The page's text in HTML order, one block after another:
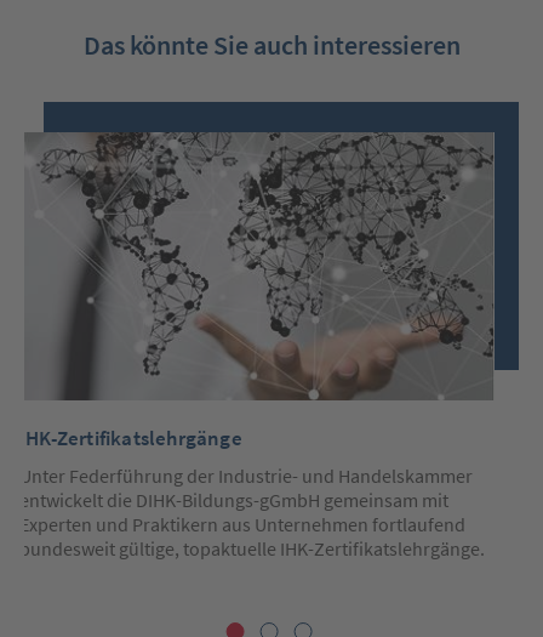
Das könnte Sie auch interessieren
Sie
bitte
nachfolgend
die
Pfeiltasten
(links/rechts)
vorherigen/nächsten
um
des
aktiven
Slides
Elemente
(wie
IHK-Zertifikatslehrgänge
Unter Federführung der Industrie- und Handelskammer
entwickelt die DIHK-Bildungs-gGmbH gemeinsam mit
Experten und Praktikern aus Unternehmen fortlaufend
bundesweit gültige, topaktuelle IHK-Zertifikatslehrgänge.